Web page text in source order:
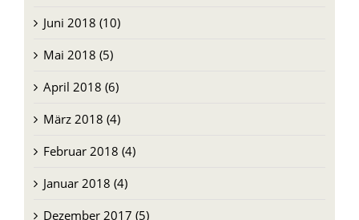
Juni 2018 (10)
Mai 2018 (5)
April 2018 (6)
März 2018 (4)
Februar 2018 (4)
Januar 2018 (4)
Dezember 2017 (5)